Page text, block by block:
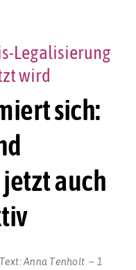
sich:
auch
Legalisierung
wird
Text:Anna Tenholt
1